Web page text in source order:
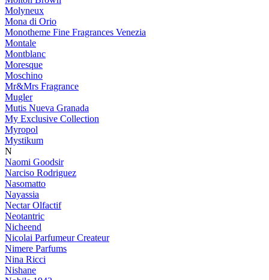
Molyneux
Mona di Orio
Monotheme Fine Fragrances Venezia
Montale
Montblanc
Moresque
Moschino
Mr&Mrs Fragrance
Mugler
Mutis Nueva Granada
My Exclusive Collection
Myropol
Mystikum
N
Naomi Goodsir
Narciso Rodriguez
Nasomatto
Nayassia
Nectar Olfactif
Neotantric
Nicheend
Nicolai Parfumeur Createur
Nimere Parfums
Nina Ricci
Nishane